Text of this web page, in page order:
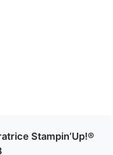
Stampin’Up!®